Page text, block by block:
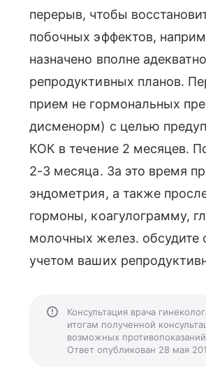
перерыв, чтобы
побочных эффектов,
назначено вполне
репродуктивных планов.
прием не гормональных
дисменорм) с целью
КОК в течение 2 месяцев.
2-3 месяца. За это время
эндометрия, а также
гормоны, коагулограмму,
молочных желез. обсудите
учетом ваших
Консультация врача
итогам полученной
возможных
Ответ опубликован 28 мая